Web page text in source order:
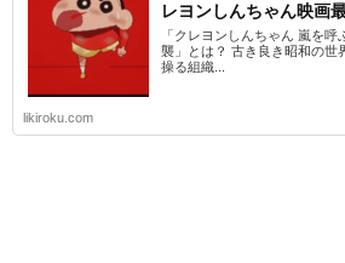
レヨンしんちゃん映画
「クレヨンしんちゃん 嵐を
襲」とは？ 古き良き昭和の世
操る組織...
likiroku.com